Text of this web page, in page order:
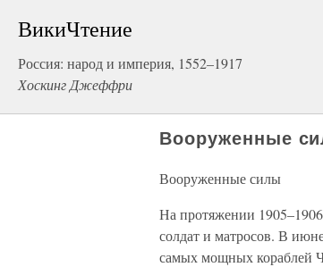
ВикиЧтение
Россия: народ и империя, 1552–1917
Хоскинг Джеффри
Вооруженные
Вооруженные силы
На протяжении
солдат и матросов. В
самых мощных кораблей